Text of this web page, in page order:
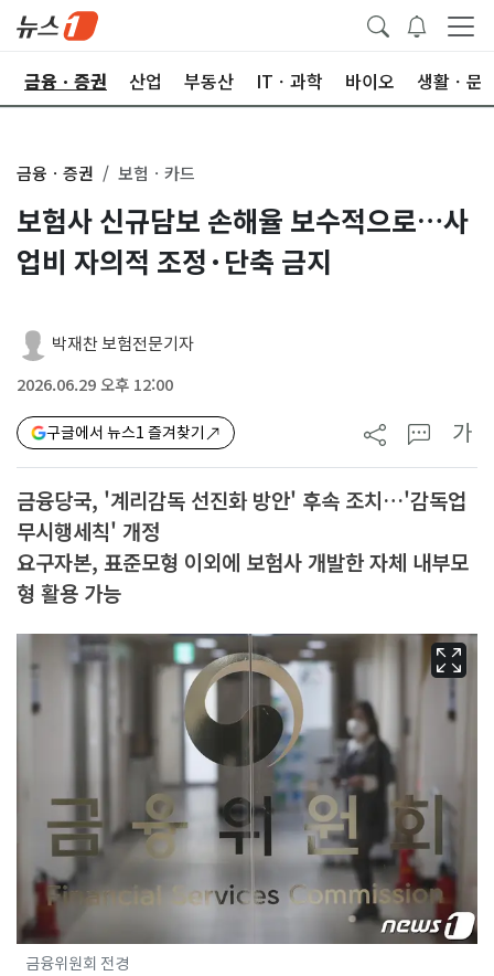
금융ㆍ증권 산업 부동산 ITㆍ과학 바이오 생활ㆍ문
금융ㆍ증권 보험ㆍ카드
보험사 신규담보 손해율 보수적으로…사
업비 자의적 조정·단축 금지
박재찬 보험전문기자
2026.06.29 오후 12:00
구글에서 뉴스1 즐겨찾기 가
금융당국, '계리감독 선진화 방안' 후속 조치…'감독업
무시행세칙' 개정
요구자본, 표준모형 이외에 보험사 개발한 자체 내부모
형 활용 가능
금융위원회 전경